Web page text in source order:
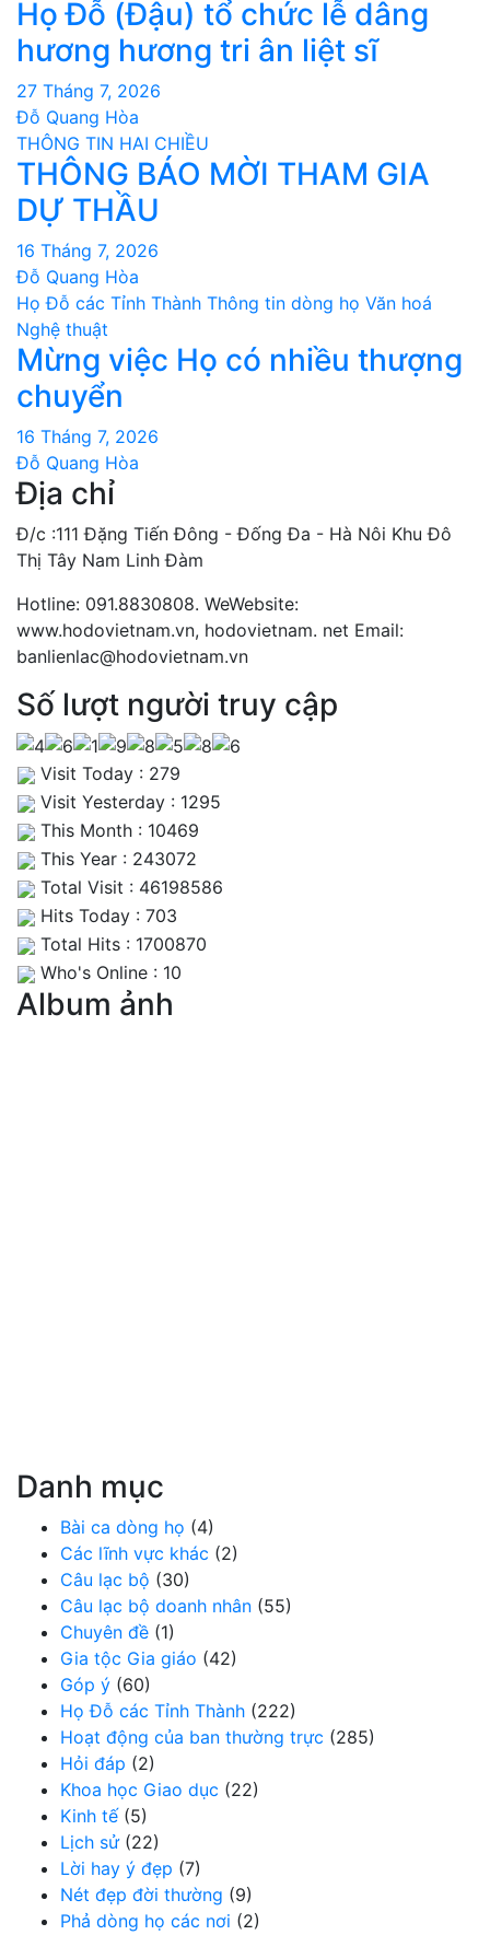
Họ Đỗ (Đậu) tổ chức lễ dâng
hương hương tri ân liệt sĩ
27 Tháng 7, 2026
Đỗ Quang Hòa
THÔNG TIN HAI CHIỀU
THÔNG BÁO MỜI THAM GIA
DỰ THẦU
16 Tháng 7, 2026
Đỗ Quang Hòa
Họ Đỗ các Tỉnh Thành Thông tin dòng họ Văn hoá
Nghệ thuật
Mừng việc Họ có nhiều thượng
chuyển
16 Tháng 7, 2026
Đỗ Quang Hòa
Địa chỉ
Đ/c :111 Đặng Tiến Đông - Đống Đa - Hà Nôi Khu Đô
Thị Tây Nam Linh Đàm
Hotline: 091.8830808. WeWebsite:
www.hodovietnam.vn, hodovietnam. net Email:
banlienlac@hodovietnam.vn
Số lượt người truy cập
Visit Today : 279
Visit Yesterday : 1295
This Month : 10469
This Year : 243072
Total Visit : 46198586
Hits Today : 703
Total Hits : 1700870
Who's Online : 10
Album ảnh
Danh mục
Bài ca dòng họ (4)
Các lĩnh vực khác (2)
Câu lạc bộ (30)
Câu lạc bộ doanh nhân (55)
Chuyên đề (1)
Gia tộc Gia giáo (42)
Góp ý (60)
Họ Đỗ các Tỉnh Thành (222)
Hoạt động của ban thường trực (285)
Hỏi đáp (2)
Khoa học Giao dục (22)
Kinh tế(5)
Lịch sử(22)
Lời hay ý đẹp (7)
Nét đẹp đời thường (9)
Phả dòng họ các nơi (2)